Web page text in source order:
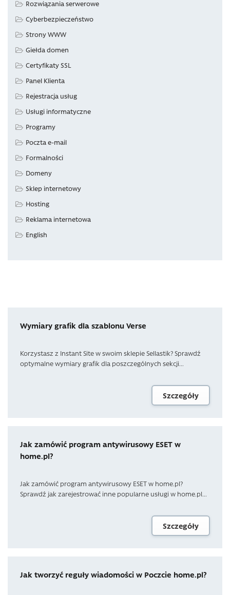
Rozwiązania serwerowe
Cyberbezpieczeństwo
Strony WWW
Giełda domen
Certyfikaty SSL
Panel Klienta
Rejestracja usług
Usługi informatyczne
Programy
Poczta e-mail
Formalności
Domeny
Sklep internetowy
Hosting
Reklama internetowa
English
Wymiary grafik dla szablonu Verse
Korzystasz z Instant Site w swoim sklepie Sellastik? Sprawdź
optymalne wymiary grafik dla poszczególnych sekcji...
Szczegóły
Jak zamówić program antywirusowy ESET w
home.pl?
Jak zamówić program antywirusowy ESET w home.pl?
Sprawdź jak zarejestrować inne popularne usługi w home.pl...
Szczegóły
Jak tworzyć reguły wiadomości w Poczcie home.pl?